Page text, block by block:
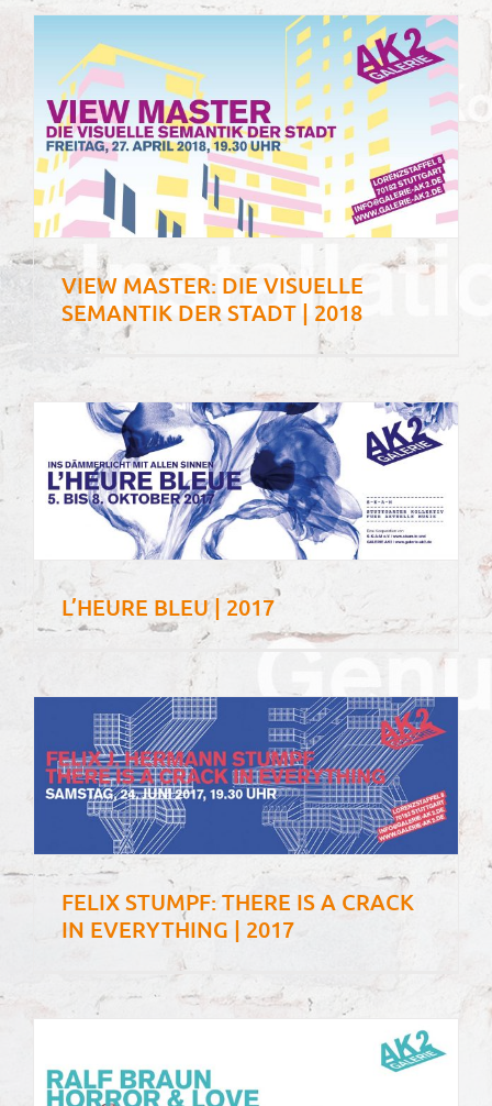
VIEW MASTER: DIE VISUELLE
SEMANTIK DER STADT | 2018
L’HEURE BLEU | 2017
FELIX STUMPF: THERE IS A CRACK
IN EVERYTHING | 2017